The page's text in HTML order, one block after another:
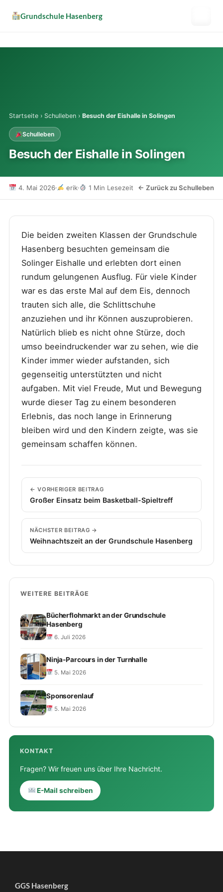
Inhalt
(Enter
Grundschule Hasenberg
Über uns
Downloads
Grundschule Hasenberg
Startseite › Schulleben › Besuch der Eishalle in Solingen
Schulleben
Besuch der Eishalle in Solingen
4. Mai 2026 erik 1 Min Lesezeit ← Zurück zu Schulleben
Die beiden zweiten Klassen der Grundschule
Hasenberg besuchten gemeinsam die
Solinger Eishalle und erlebten dort einen
rundum gelungenen Ausflug. Für viele Kinder
war es das erste Mal auf dem Eis, dennoch
trauten sich alle, die Schlittschuhe
anzuziehen und ihr Können auszuprobieren.
Natürlich blieb es nicht ohne Stürze, doch
umso beeindruckender war zu sehen, wie die
Kinder immer wieder aufstanden, sich
gegenseitig unterstützten und nicht
aufgaben. Mit viel Freude, Mut und Bewegung
wurde dieser Tag zu einem besonderen
Erlebnis, das noch lange in Erinnerung
bleiben wird und den Kindern zeigte, was sie
gemeinsam schaffen können.
← VORHERIGER BEITRAG
Großer Einsatz beim Basketball-Spieltreff
NÄCHSTER BEITRAG →
Weihnachtszeit an der Grundschule Hasenberg
WEITERE BEITRÄGE
Bücherflohmarkt an der Grundschule
Hasenberg
6. Juli 2026
Ninja-Parcours in der Turnhalle
5. Mai 2026
Sponsorenlauf
5. Mai 2026
KONTAKT
Fragen? Wir freuen uns über Ihre Nachricht.
E-Mail schreiben
GGS Hasenberg